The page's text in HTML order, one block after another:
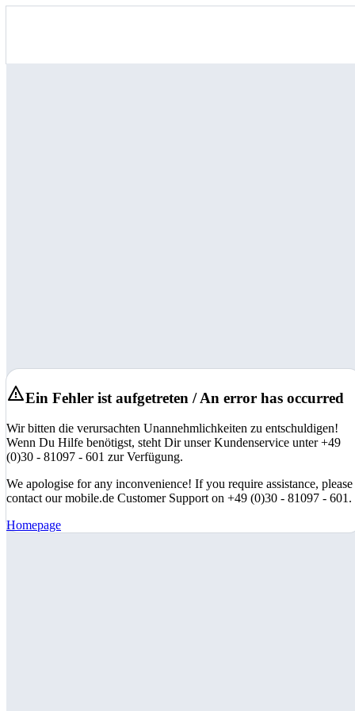
Ein Fehler ist aufgetreten / An error has occurred
Wir bitten die verursachten Unannehmlichkeiten zu entschuldigen!
Wenn Du Hilfe benötigst, steht Dir unser Kundenservice unter +49
(0)30 - 81097 - 601 zur Verfügung.
We apologise for any inconvenience! If you require assistance, please
contact our mobile.de Customer Support on +49 (0)30 - 81097 - 601.
Homepage